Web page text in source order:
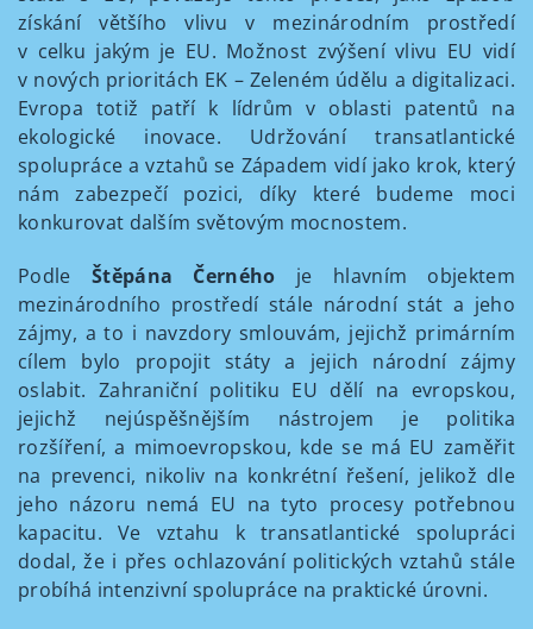
získání většího vlivu v mezinárodním prostředí
v celku jakým je EU. Možnost zvýšení vlivu EU vidí
v nových prioritách EK – Zeleném údělu a digitalizaci.
Evropa totiž patří k lídrům v oblasti patentů na
ekologické inovace. Udržování transatlantické
spolupráce a vztahů se Západem vidí jako krok, který
nám zabezpečí pozici, díky které budeme moci
konkurovat dalším světovým mocnostem.
Podle Štěpána Černého je hlavním objektem
mezinárodního prostředí stále národní stát a jeho
zájmy, a to i navzdory smlouvám, jejichž primárním
cílem bylo propojit státy a jejich národní zájmy
oslabit. Zahraniční politiku EU dělí na evropskou,
jejichž nejúspěšnějším nástrojem je politika
rozšíření, a mimoevropskou, kde se má EU zaměřit
na prevenci, nikoliv na konkrétní řešení, jelikož dle
jeho názoru nemá EU na tyto procesy potřebnou
kapacitu. Ve vztahu k transatlantické spolupráci
dodal, že i přes ochlazování politických vztahů stále
probíhá intenzivní spolupráce na praktické úrovni.